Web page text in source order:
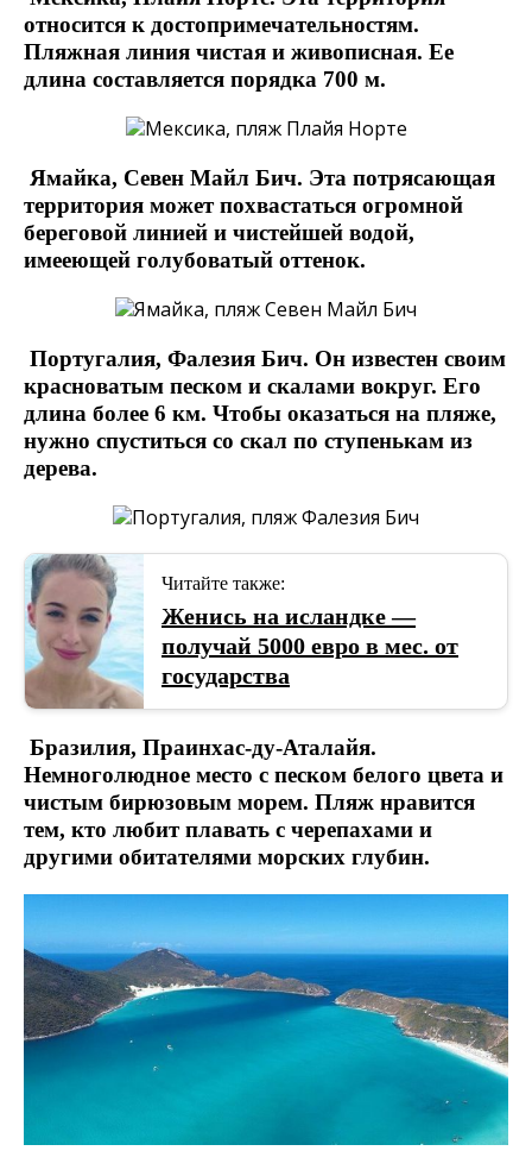
относится к достопримечательностям.
Пляжная линия чистая и живописная. Ее
длина составляется порядка 700 м.
Ямайка, Севен Майл Бич. Эта потрясающая
территория может похвастаться огромной
береговой линией и чистейшей водой,
имееющей голубоватый оттенок.
Португалия, Фалезия Бич. Он известен своим
красноватым песком и скалами вокруг. Его
длина более 6 км. Чтобы оказаться на пляже,
нужно спуститься со скал по ступенькам из
дерева.
Читайте также:
Женись на исландке —
получай 5000 евро в мес. от
государства
Бразилия, Праинхас-ду-Аталайя.
Немноголюдное место с песком белого цвета и
чистым бирюзовым морем. Пляж нравится
тем, кто любит плавать с черепахами и
другими обитателями морских глубин.